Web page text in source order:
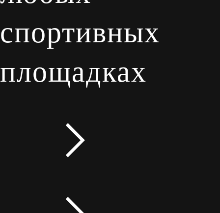
спортивных
площадках